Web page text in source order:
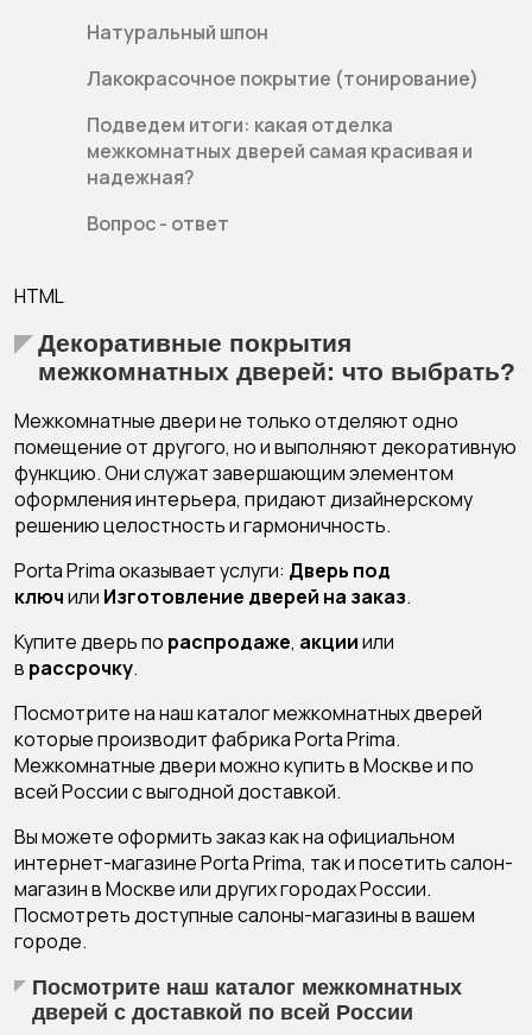
Натуральный шпон
Лакокрасочное покрытие (тонирование)
Подведем итоги: какая отделка
межкомнатных дверей самая красивая и
надежная?
Вопрос - ответ
HTML
Декоративные покрытия
межкомнатных дверей: что выбрать?
Межкомнатные двери не только отделяют одно
помещение от другого, но и выполняют декоративную
функцию. Они служат завершающим элементом
оформления интерьера, придают дизайнерскому
решению целостность и гармоничность.
Porta Prima оказывает услуги: Дверь под
ключили Изготовление дверей на заказ.
Купите дверь по распродаже, акцииили
в рассрочку.
Посмотрите на нашкаталог межкомнатных дверей
которыепроизводит фабрика Porta Prima.
Межкомнатные двери можно купить в Москве и по
всей России с выгодной доставкой.
Вы можете оформить заказ как на официальном
интернет-магазинеPorta Prima, так и посетить салон-
магазин в Москве или других городах России.
Посмотретьдоступные салоны-магазины в вашем
городе.
Посмотрите наш каталог межкомнатных
дверей с доставкой по всей России